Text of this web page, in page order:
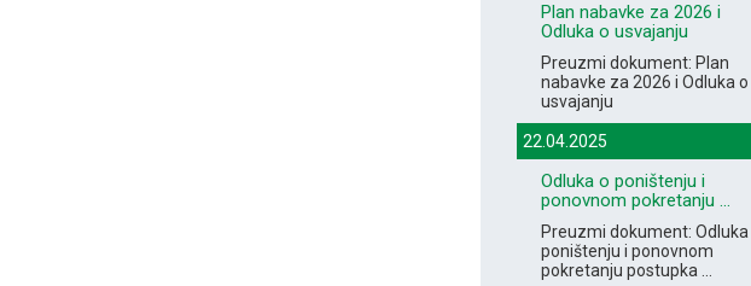
Plan nabavke za 2026 i
Odluka o usvajanju
Preuzmi dokument: Plan
nabavke za 2026 i Odluka o
usvajanju
22.04.2025
Odluka o poništenju i
ponovnom pokretanju ...
Preuzmi dokument: Odluka
poništenju i ponovnom
pokretanju postupka ...